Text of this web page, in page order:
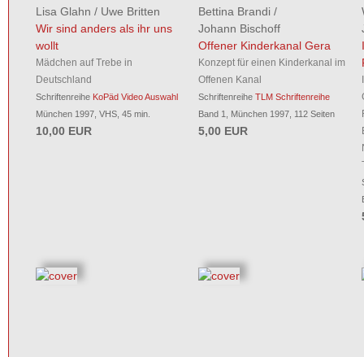
Lisa Glahn / Uwe Britten
Wir sind anders als ihr uns
wollt
Mädchen auf Trebe in
Deutschland
Schriftenreihe KoPäd Video Auswahl
München 1997, VHS, 45 min.
10,00 EUR
Bettina Brandi /
Johann Bischoff
Offener Kinderkanal Gera
Konzept für einen Kinderkanal im
Offenen Kanal
SchriftenreiheTLM Schriftenreihe
Band 1, München 1997, 112 Seiten
5,00 EUR